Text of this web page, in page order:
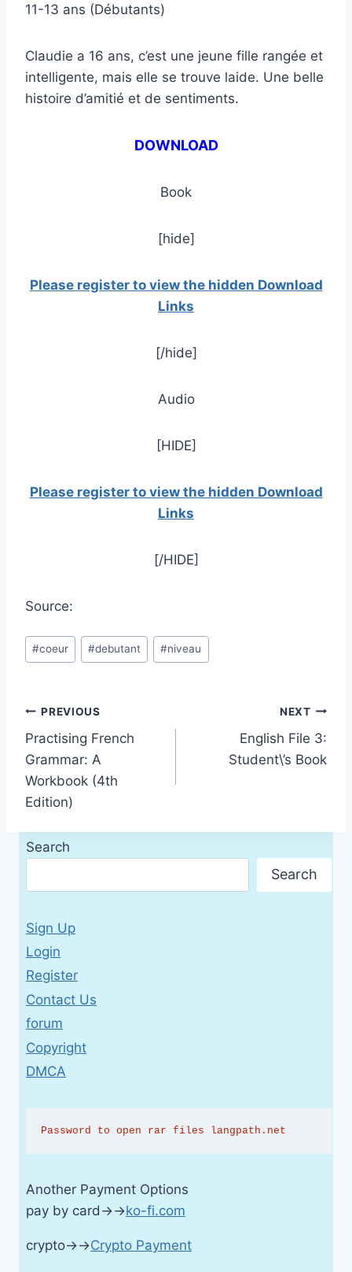
11-13 ans (Débutants)
Claudie a 16 ans, c’est une jeune fille rangée et
intelligente, mais elle se trouve laide. Une belle
histoire d’amitié et de sentiments.
DOWNLOAD
Book
[hide]
Please register to view the hidden Download
Links
[/hide]
Audio
[HIDE]
Please register to view the hidden Download
Links
[/HIDE]
Source:
Post
Tags:
#coeur #debutant #niveau
Post
navigation
PREVIOUS
Practising French
Grammar: A
Workbook (4th
Edition)
NEXT
English File 3:
Student\’s Book
Search
Search
Sign Up
Login
Register
Contact Us
forum
Copyright
DMCA
Password to open rar files langpath.net
Another Payment Options
pay by card→→ko-fi.com
crypto→→Crypto Payment